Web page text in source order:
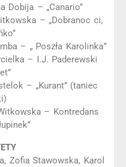
Dobija – „Canario”
– „Dobranoc ci,
– „ Poszła Karolinka”
– I.J. Paderewski
– „Kurant” (taniec
– Kontredans
Zofia Stawowska, Karol